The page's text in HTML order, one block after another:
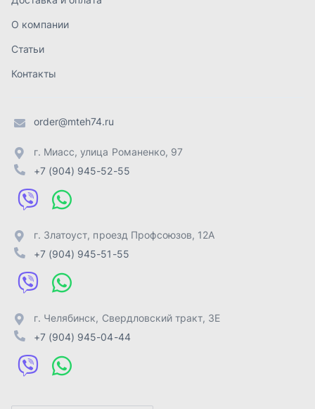
г. Златоуст
г. Челябинск
+7 (904) 945-04-44
Отправить заявку
ИП Лахтачёв О.В.
Разработка -